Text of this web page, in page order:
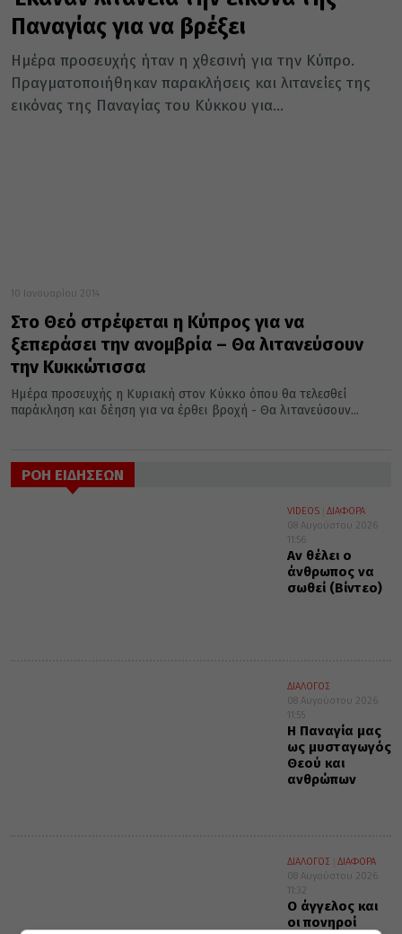
Παναγίας για να βρέξει
Ημέρα προσευχής ήταν η χθεσινή για την Κύπρο.
Πραγματοποιήθηκαν παρακλήσεις και λιτανείες της
εικόνας της Παναγίας του Κύκκου για...
10 Ιανουαρίου 2014
Στο Θεό στρέφεται η Κύπρος για να
ξεπεράσει την ανομβρία – Θα λιτανεύσουν
την Κυκκώτισσα
Ημέρα προσευχής η Κυριακή στον Κύκκο όπου θα τελεσθεί
παράκληση και δέηση για να έρθει βροχή - Θα λιτανεύσουν...
ΡΟΗ ΕΙΔΗΣΕΩΝ
VIDEOS
ΔΙΑΦΟΡΑ
08 Αυγούστου 2026
11:56
Αν θέλει ο
άνθρωπος να
σωθεί (Βίντεο)
ΔΙΑΛΟΓΟΣ
08 Αυγούστου 2026
11:55
Η Παναγία μας
ως μυσταγωγός
Θεού και
ανθρώπων
ΔΙΑΛΟΓΟΣ
ΔΙΑΦΟΡΑ
08 Αυγούστου 2026
11:32
Ο άγγελος και
οι πονηροί